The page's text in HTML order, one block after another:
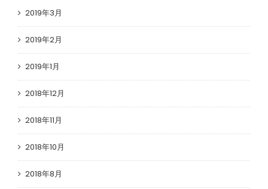
2019年3月
2019年2月
2019年1月
2018年12月
2018年11月
2018年10月
2018年8月